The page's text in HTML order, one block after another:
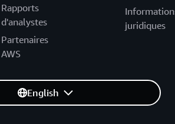
Rapports
d'analystes
Partenaires
AWS
juridiques
English